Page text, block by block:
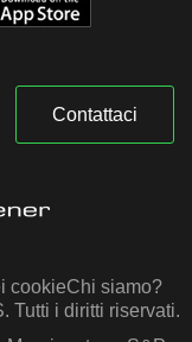
Contattaci
cookieChi siamo?
Tutti i diritti riservati.